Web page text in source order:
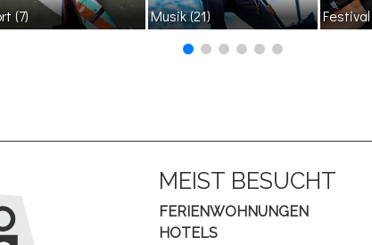
(7) Musik(21) Festival
MEIST BESUCHT
FERIENWOHNUNGEN
HOTELS